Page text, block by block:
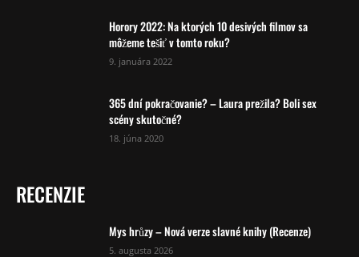
Horory 2022: Na ktorých 10 desivých filmov sa
môžeme tešiť v tomto roku?
9. januára 2022
365 dní pokračovanie? – Laura prežila? Boli sex
scény skutočné?
18. júna 2020
RECENZIE
Mys hrůzy – Nová verze slavné knihy (Recenze)
5. augusta 2026